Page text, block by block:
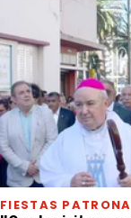
FIESTAS